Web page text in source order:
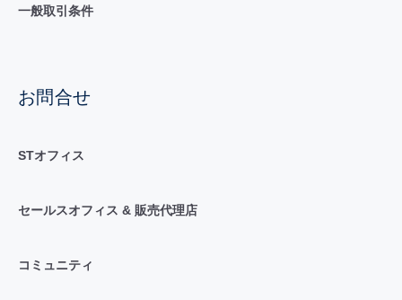
一般取引条件
お問合せ
STオフィス
セールスオフィス & 販売代理店
コミュニティ